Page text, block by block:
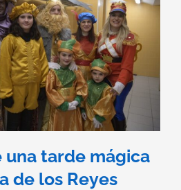
una tarde mágica
de los Reyes